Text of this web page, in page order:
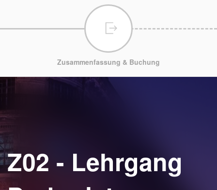
Zusammenfassung & Buchung
Z02 - Lehrgang